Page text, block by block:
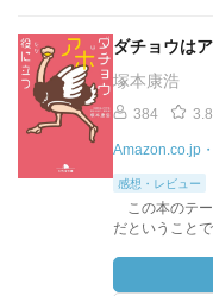
ダチョウは
塚本康浩
384
Amazon.co.jp
感想・レビュー
この本のテー
だということ